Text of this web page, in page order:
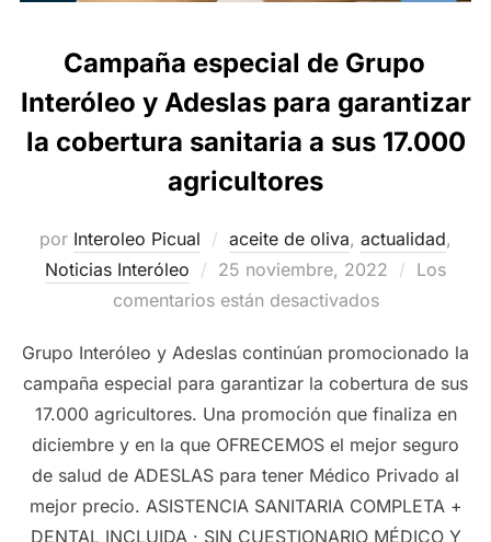
Campaña especial de Grupo
Interóleo y Adeslas para garantizar
la cobertura sanitaria a sus 17.000
agricultores
por Interoleo Picual aceite de oliva, actualidad,
Noticias Interóleo
Publicado
el
25 noviembre, 2022
Los
comentarios están desactivados
Grupo Interóleo y Adeslas continúan promocionado la
campaña especial para garantizar la cobertura de sus
17.000 agricultores. Una promoción que finaliza en
diciembre y en la que OFRECEMOS el mejor seguro
de salud de ADESLAS para tener Médico Privado al
mejor precio. ASISTENCIA SANITARIA COMPLETA +
DENTAL INCLUIDA · SIN CUESTIONARIO MÉDICO Y